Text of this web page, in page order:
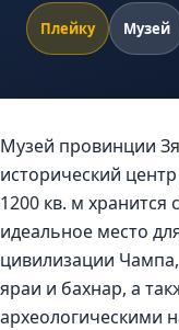
Плейку Музей
Музей провинции
исторический
1200 кв. м хранится
идеальное место
цивилизации
яраи и бахнар, а
археологическими